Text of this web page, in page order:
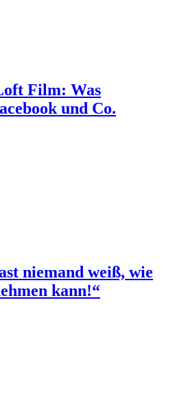
Film: Was
und Co.
niemand weiß, wie
kann!“